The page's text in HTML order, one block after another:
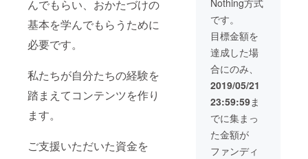
んでもらい、おかたづけの
基本を学んでもらうために
必要です。
私たちが自分たちの経験を
踏まえてコンテンツを作り
ます。
ご支援いただいた資金を
う準備
す。
グリー
色 6色
の中か
らお選
びいた
だけま
す。備
に、希
望の色
をご記
入くだ
さい。
キット
て差し
上げま
す。 さ
らに、
お子様
向けに
「3S 整
理・整
頓・清
掃 ワー
ク
製造販
トを、
令和2年
3月まで
に開設
しま
す。そ
のトッ
プペー
ジにバ
ナー広
告を3年
です。
目標金額を
達成した場
合にのみ、
2019/05/21
23:59:59ま
でに集まっ
た金額が
ファンディ